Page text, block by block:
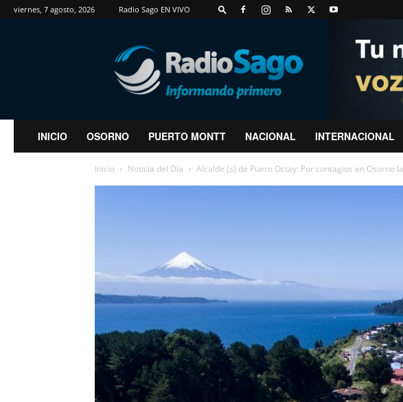
viernes, 7 agosto, 2026 Radio Sago EN VIVO
RadioSago
INICIO OSORNO PUERTO MONTT NACIONAL INTERNACIONAL
Inicio Noticia del Día Alcalde (s) de Puero Octay: Por contagios en Osorno